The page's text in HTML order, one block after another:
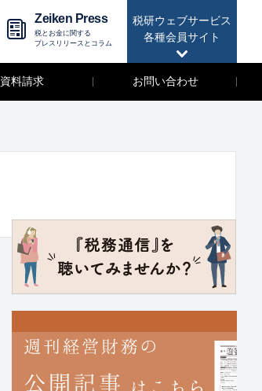
税研ウェブサービス
各種会員サイト
Zeiken Press
税とお金に関する
プレスリリースとコラム
資料請求 お問い合わせ